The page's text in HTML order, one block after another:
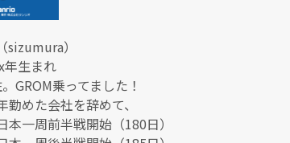
（sizumura）
年生まれ
GROM乗ってました！
勤めた会社を辞めて、
本一周前半戦開始（180日）